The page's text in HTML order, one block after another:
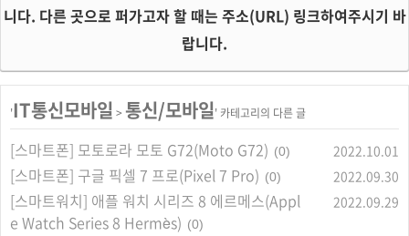
니다. 다른 곳으로 퍼가고자 할 때는 주소(URL) 링크하여주시기 바
랍니다.
'IT통신모바일 > 통신/모바일' 카테고리의 다른 글
[스마트폰] 모토로라 모토 G72(Moto G72) (0) 2022.10.01
[스마트폰] 구글 픽셀 7 프로(Pixel 7 Pro) (0) 2022.09.30
[스마트워치] 애플 워치 시리즈 8 에르메스(Appl
e Watch Series 8 Hermès) (0)
2022.09.29